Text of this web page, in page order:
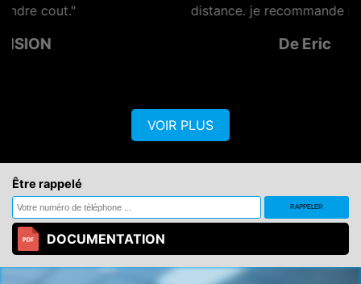
distance. je recommande un vrai pro"
VOIR PLUS
Être rappelé
DOCUMENTATION